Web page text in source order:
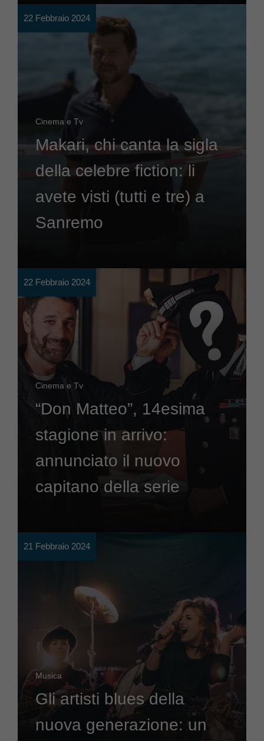
22 Febbraio 2024
Cinema e Tv
Makari, chi canta la sigla
della celebre fiction: li
avete visti (tutti e tre) a
Sanremo
22 Febbraio 2024
Cinema e Tv
“Don Matteo”, 14esima
stagione in arrivo:
annunciato il nuovo
capitano della serie
21 Febbraio 2024
Musica
Gli artisti blues della
nuova generazione: un